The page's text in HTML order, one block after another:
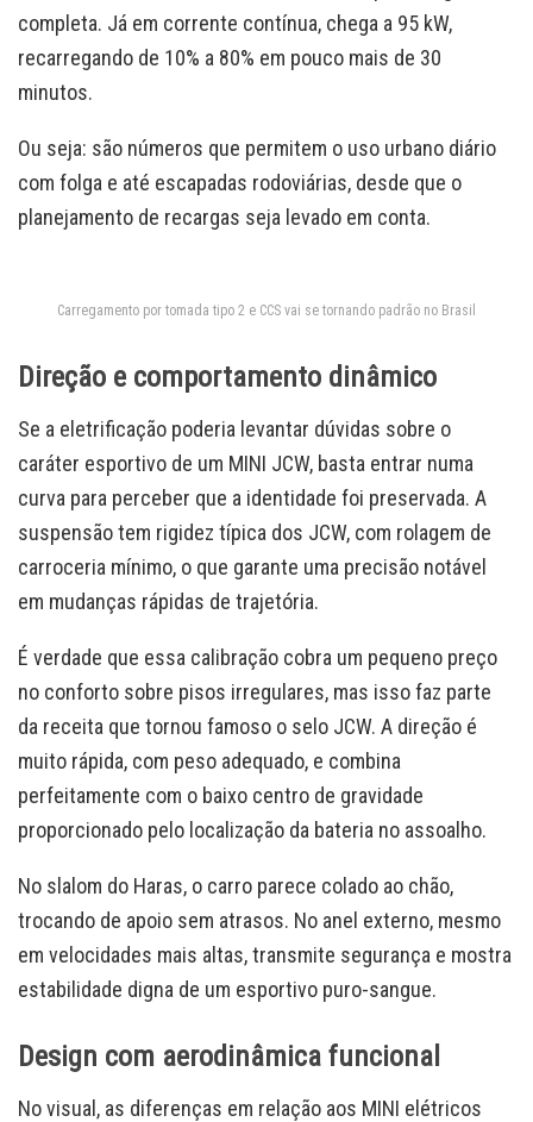
completa. Já em corrente contínua, chega a 95 kW,
recarregando de 10% a 80% em pouco mais de 30
minutos.
Ou seja: são números que permitem o uso urbano diário
com folga e até escapadas rodoviárias, desde que o
planejamento de recargas seja levado em conta.
Carregamento por tomada tipo 2 e CCS vai se tornando padrão no Brasil
Direção e comportamento dinâmico
Se a eletrificação poderia levantar dúvidas sobre o
caráter esportivo de um MINI JCW, basta entrar numa
curva para perceber que a identidade foi preservada. A
suspensão tem rigidez típica dos JCW, com rolagem de
carroceria mínimo, o que garante uma precisão notável
em mudanças rápidas de trajetória.
É verdade que essa calibração cobra um pequeno preço
no conforto sobre pisos irregulares, mas isso faz parte
da receita que tornou famoso o selo JCW. A direção é
muito rápida, com peso adequado, e combina
perfeitamente com o baixo centro de gravidade
proporcionado pelo localização da bateria no assoalho.
No slalom do Haras, o carro parece colado ao chão,
trocando de apoio sem atrasos. No anel externo, mesmo
em velocidades mais altas, transmite segurança e mostra
estabilidade digna de um esportivo puro-sangue.
Design com aerodinâmica funcional
No visual, as diferenças em relação aos MINI elétricos